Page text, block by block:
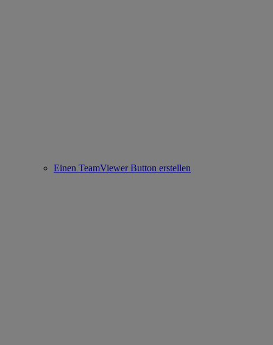
Einen TeamViewer Button erstellen